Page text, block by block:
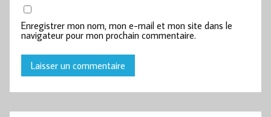
Enregistrer mon nom, mon e-mail et mon site dans le
navigateur pour mon prochain commentaire.